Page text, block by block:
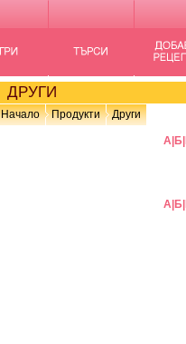
ДРУГИ
Начало Продукти Други
А Б
А Б